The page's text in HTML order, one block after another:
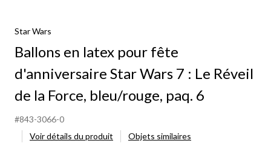
Star Wars
Ballons en latex pour fête
d'anniversaire Star Wars 7 : Le Réveil
de la Force, bleu/rouge, paq. 6
#843-3066-0
Voir détails du produit
Objets similaires